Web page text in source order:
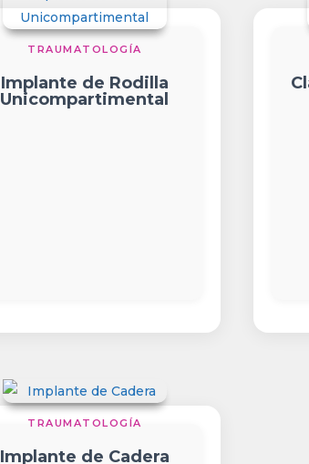
TRAUMATOLOGÍA
Implante de Rodilla
Unicompartimental
TRAUMATOLOGÍA
Implante de Cadera